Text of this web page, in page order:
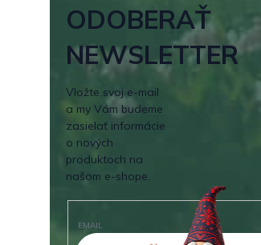
ODOBERAŤ
NEWSLETTER
Vložte svoj e-mail
a my Vám budeme
zasielať informácie
o nových
produktoch na
našom e-shope.
EMAIL